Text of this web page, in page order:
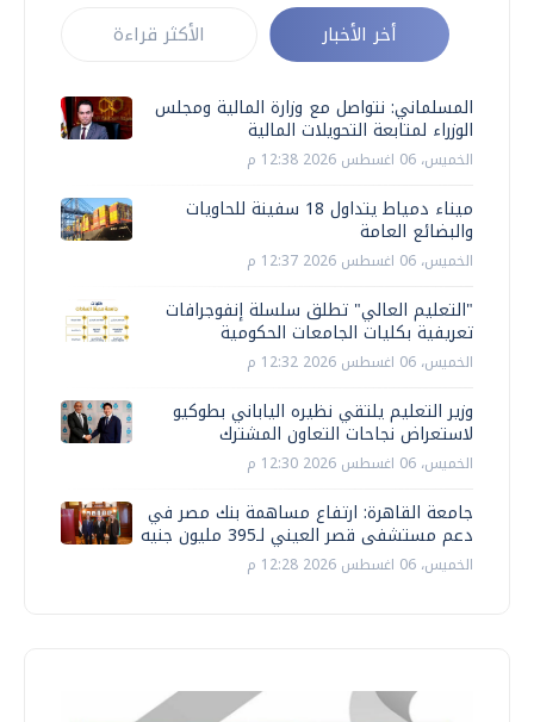
أخر الأخبار الأكثر قراءة
المسلماني: نتواصل مع وزارة المالية ومجلس
الوزراء لمتابعة التحويلات المالية
الخميس، 06 اغسطس 2026 12:38 م
ميناء دمياط يتداول 18 سفينة للحاويات
والبضائع العامة
الخميس، 06 اغسطس 2026 12:37 م
"التعليم العالي" تطلق سلسلة إنفوجرافات
تعريفية بكليات الجامعات الحكومية
الخميس، 06 اغسطس 2026 12:32 م
وزير التعليم يلتقي نظيره الياباني بطوكيو
لاستعراض نجاحات التعاون المشترك
الخميس، 06 اغسطس 2026 12:30 م
جامعة القاهرة: ارتفاع مساهمة بنك مصر في
دعم مستشفى قصر العيني لـ395 مليون جنيه
الخميس، 06 اغسطس 2026 12:28 م